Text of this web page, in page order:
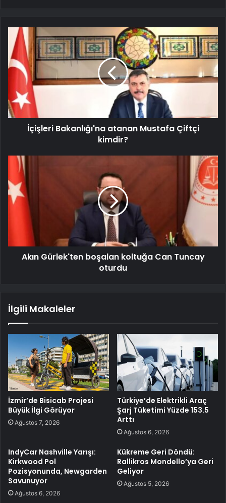
İçişleri Bakanlığı'na atanan Mustafa Çiftçi
kimdir?
Akın Gürlek'ten boşalan koltuğa Can Tuncay
oturdu
İlgili Makaleler
İzmir’de Bisicab Projesi
Büyük İlgi Görüyor
Ağustos 7, 2026
Türkiye’de Elektrikli Araç
Şarj Tüketimi Yüzde 153.5
Arttı
Ağustos 6, 2026
IndyCar Nashville Yarışı:
Kirkwood Pol
Pozisyonunda, Newgarden
Savunuyor
Ağustos 6, 2026
Kükreme Geri Döndü:
Rallikros Mondello’ya Geri
Geliyor
Ağustos 5, 2026